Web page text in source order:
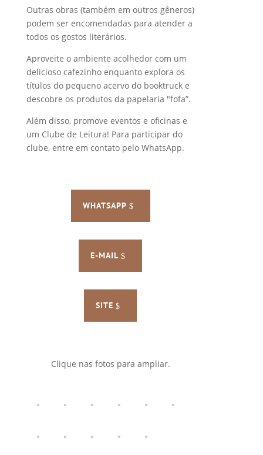
Outras obras (também em outros gêneros)
podem ser encomendadas para atender a
todos os gostos literários.
Aproveite o ambiente acolhedor com um
delicioso cafezinho enquanto explora os
títulos do pequeno acervo do booktruck e
descobre os produtos da papelaria "fofa”.
Além disso, promove eventos e oficinas e
um Clube de Leitura! Para participar do
clube, entre em contato pelo WhatsApp.
WHATSAPP
E-MAIL
SITE
Clique nas fotos para ampliar.